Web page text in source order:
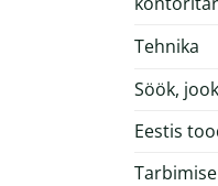
Tehnika
Söök,
Eestis